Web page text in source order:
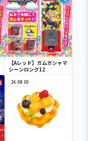
【Aレッド】ガムガシャマ
シーンロング12
26.08.03